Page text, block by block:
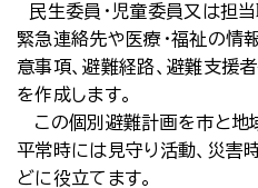
民生委員・児童委員又は担当
緊急連絡先や医療・福祉の情
意事項、避難経路、避難支援
を作成します。
この個別避難計画を市と地
平常時には見守り活動、災害
どに役立てます。